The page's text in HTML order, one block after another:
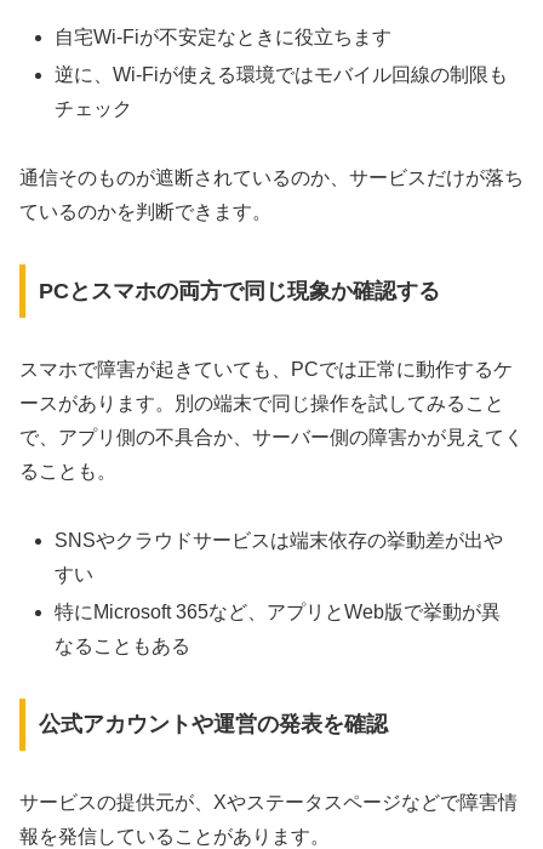
自宅Wi-Fiが不安定なときに役立ちます
逆に、Wi-Fiが使える環境ではモバイル回線の制限も
チェック
通信そのものが遮断されているのか、サービスだけが落ち
ているのかを判断できます。
PCとスマホの両方で同じ現象か確認する
スマホで障害が起きていても、PCでは正常に動作するケ
ースがあります。別の端末で同じ操作を試してみること
で、アプリ側の不具合か、サーバー側の障害かが見えてく
ることも。
SNSやクラウドサービスは端末依存の挙動差が出や
すい
特にMicrosoft 365など、アプリとWeb版で挙動が異
なることもある
公式アカウントや運営の発表を確認
サービスの提供元が、Xやステータスページなどで障害情
報を発信していることがあります。